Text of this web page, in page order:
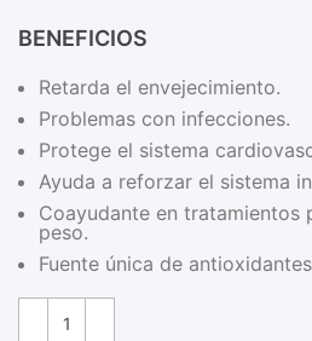
BENEFICIOS
Retarda el envejecimiento.
Problemas con infecciones.
Protege el sistema
Ayuda a reforzar el sistema
Coayudante en tratamientos
peso.
Fuente única de